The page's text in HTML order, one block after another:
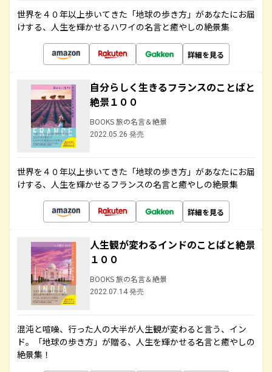
世界を４０年以上歩いてきた「地球の歩き方」があなたにお届
けする、人生を輝かせるハワイの名言と癒やしの絶景集
詳細を見る
自分らしく生きるフランスのことばと
絶景１００
BOOKS 旅の名言＆絶景
2022.05.26 発売
世界を４０年以上歩いてきた「地球の歩き方」があなたにお届
けする、人生を輝かせるフランスの名言と癒やしの絶景集
詳細を見る
人生観が変わるインドのことばと絶景
１００
BOOKS 旅の名言＆絶景
2022.07.14 発売
混沌と喧噪、行った人の大半が人生観が変わると言う、イン
ド。「地球の歩き方」が贈る、人生を輝かせる名言と癒やしの
絶景集！